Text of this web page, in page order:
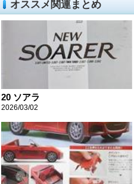
オススメ関連まとめ
20 ソアラ
2026/03/02